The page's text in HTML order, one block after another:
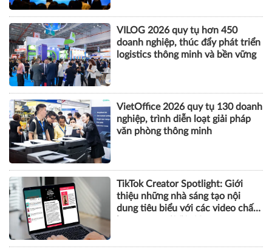
CÔNG NGHỆ
AI và thương mại điện tử mở động
lực tăng trưởng mới cho doanh
nghiệp Hà Nội
VILOG 2026 quy tụ hơn 450
doanh nghiệp, thúc đẩy phát triển
logistics thông minh và bền vững
VietOffice 2026 quy tụ 130 doanh
nghiệp, trình diễn loạt giải pháp
văn phòng thông minh